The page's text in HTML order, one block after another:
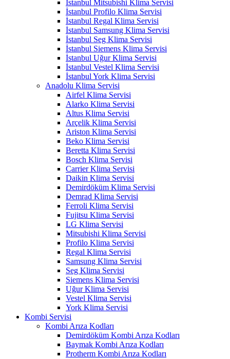
İstanbul Mitsubishi Klima Servisi
İstanbul Profilo Klima Servisi
İstanbul Regal Klima Servisi
İstanbul Samsung Klima Servisi
İstanbul Seg Klima Servisi
İstanbul Siemens Klima Servisi
İstanbul Uğur Klima Servisi
İstanbul Vestel Klima Servisi
İstanbul York Klima Servisi
Anadolu Klima Servisi
Airfel Klima Servisi
Alarko Klima Servisi
Altus Klima Servisi
Arçelik Klima Servisi
Ariston Klima Servisi
Beko Klima Servisi
Beretta Klima Servisi
Bosch Klima Servisi
Carrier Klima Servisi
Daikin Klima Servisi
Demirdöküm Klima Servisi
Demrad Klima Servisi
Ferroli Klima Servisi
Fujitsu Klima Servisi
LG Klima Servisi
Mitsubishi Klima Servisi
Profilo Klima Servisi
Regal Klima Servisi
Samsung Klima Servisi
Seg Klima Servisi
Siemens Klima Servisi
Uğur Klima Servisi
Vestel Klima Servisi
York Klima Servisi
Kombi Servisi
Kombi Arıza Kodları
Demirdöküm Kombi Arıza Kodları
Baymak Kombi Arıza Kodları
Protherm Kombi Arıza Kodları